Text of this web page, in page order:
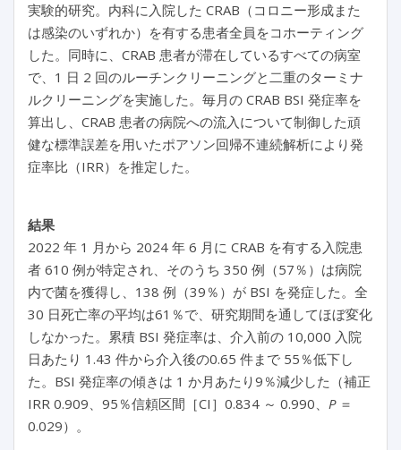
実験的研究。内科に入院した CRAB（コロニー形成また
は感染のいずれか）を有する患者全員をコホーティング
した。同時に、CRAB 患者が滞在しているすべての病室
で、1 日 2 回のルーチンクリーニングと二重のターミナ
ルクリーニングを実施した。毎月の CRAB BSI 発症率を
算出し、CRAB 患者の病院への流入について制御した頑
健な標準誤差を用いたポアソン回帰不連続解析により発
症率比（IRR）を推定した。
結果
2022 年 1 月から 2024 年 6 月に CRAB を有する入院患
者 610 例が特定され、そのうち 350 例（57％）は病院
内で菌を獲得し、138 例（39％）が BSI を発症した。全
30 日死亡率の平均は61％で、研究期間を通してほぼ変化
しなかった。累積 BSI 発症率は、介入前の 10,000 入院
日あたり 1.43 件から介入後の0.65 件まで 55％低下し
た。BSI 発症率の傾きは 1 か月あたり9％減少した（補正
IRR 0.909、95％信頼区間［CI］0.834 ～ 0.990、 P＝
0.029）。